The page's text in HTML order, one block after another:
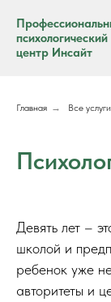
психологический
центр Инсайт
Главная → Все услуги
Девять лет –
школой и
ребенок уже
авторитеты и